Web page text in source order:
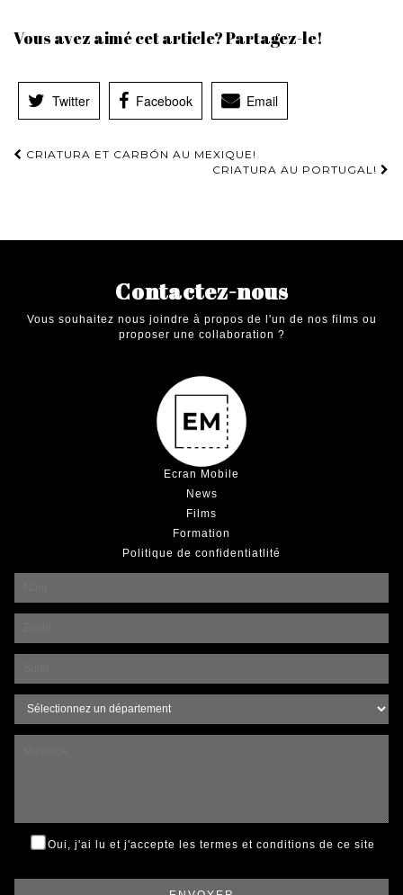
Vous avez aimé cet article? Partagez-le!
Twitter Facebook Email
Navigation
CRIATURA ET CARBÓN AU MEXIQUE!
CRIATURA AU PORTUGAL!
Contactez-nous
Vous souhaitez nous joindre à propos de l'un de nos films ou
proposer une collaboration ?
Ecran Mobile
News
Films
Formation
Politique de confidentiatlité
Oui, j'ai lu et j'accepte les termes et conditions de ce site